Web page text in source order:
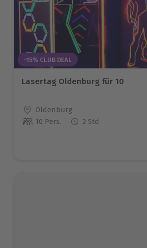
-15% CLUB DEAL
Lasertag Oldenburg für 10
Standort
Oldenburg
Anzahl der Teilnehmer
10 Pers. 2 Std